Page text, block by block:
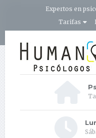
Expertos en
Tarifas